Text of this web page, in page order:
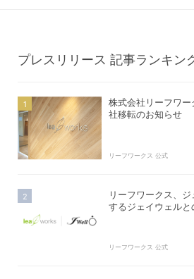
プレスリリース 記事ランキン
株式会社リーフワ
社移転のお知らせ
リーフワークス 公式
リーフワークス、
するジェイウェル
リーフワークス 公式